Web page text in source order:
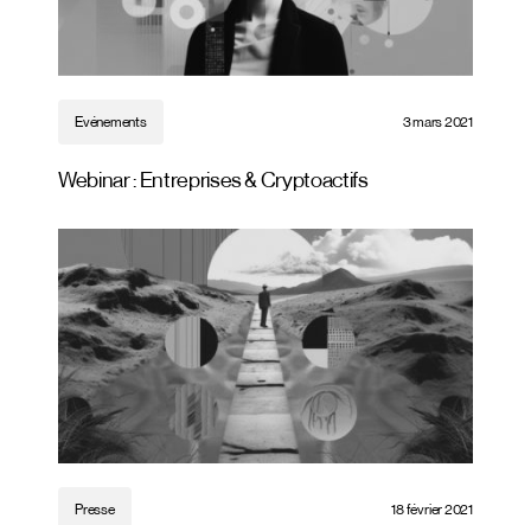
Evénements 3 mars 2021
Webinar : Entreprises & Cryptoactifs
Presse 18 février 2021